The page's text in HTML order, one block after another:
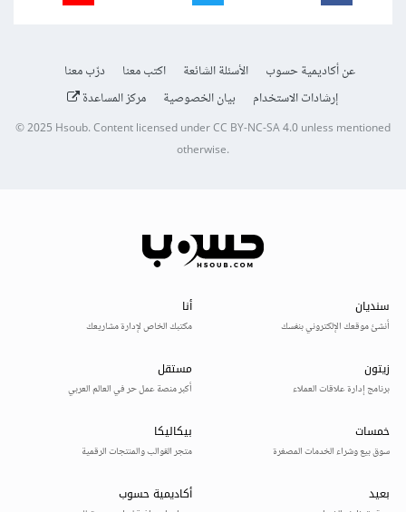
عن أكاديمية حسوب الأسئلة الشائعة اكتب معنا
درّب معنا
إرشادات الاستخدام
بيان الخصوصية مركز المساعدة
© 2025Hsoub.Content licensed underCC BY-NC-SA 4.0unless mentioned
otherwise.